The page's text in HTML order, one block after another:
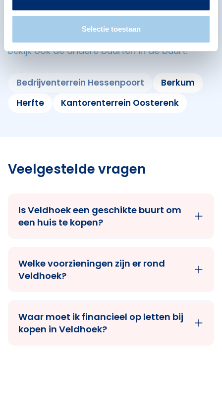
Selectie toestaan
Omliggende buurten in Zwolle
Bekijk ook de andere buurten in de buurt.
Bedrijventerrein Hessenpoort
Berkum
Herfte
Kantorenterrein Oosterenk
Veelgestelde vragen
Is Veldhoek een geschikte buurt om
een huis te kopen?
Welke voorzieningen zijn er rond
Veldhoek?
Waar moet ik financieel op letten bij
kopen in Veldhoek?